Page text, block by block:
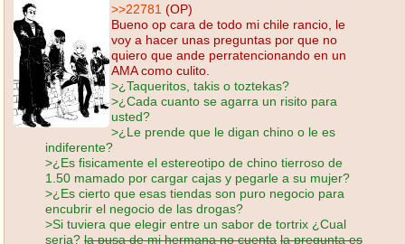
>>22781 (OP)
Bueno op cara de todo mi chile rancio, le
voy a hacer unas preguntas por que no
quiero que ande perratencionando en un
AMA como culito.
>¿Taqueritos, takis o toztekas?
>¿Cada cuanto se agarra un risito para
usted?
>¿Le prende que le digan chino o le es
indiferente?
>¿Es fisicamente el estereotipo de chino tierroso de
1.50 mamado por cargar cajas y pegarle a su mujer?
>¿Es cierto que esas tiendas son puro negocio para
encubrir el negocio de las drogas?
>Si tuviera que elegir entre un sabor de tortrix ¿Cual
seria? la pusa de mi hermana no cuenta la pregunta es